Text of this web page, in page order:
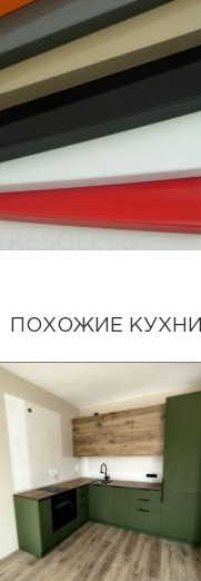
ПОХОЖИЕ КУХНИ